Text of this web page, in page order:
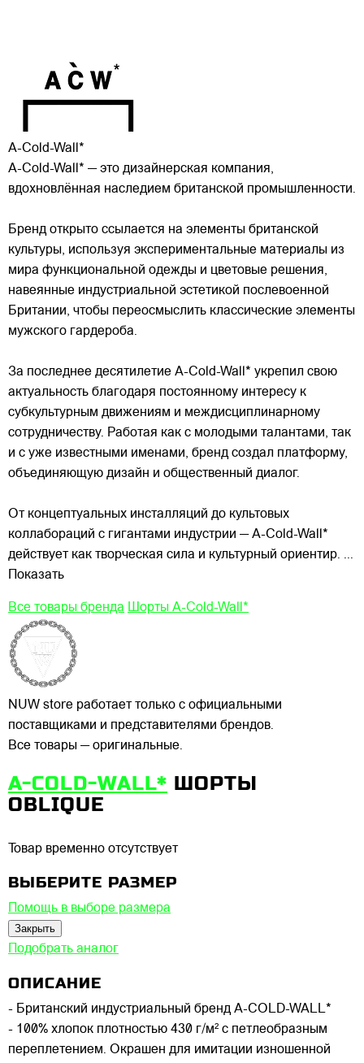
A-Cold-Wall*
A-Cold-Wall* — это дизайнерская компания,
вдохновлённая наследием британской промышленности.
Бренд открыто ссылается на элементы британской
культуры, используя экспериментальные материалы из
мира функциональной одежды и цветовые решения,
навеянные индустриальной эстетикой послевоенной
Британии, чтобы переосмыслить классические элементы
мужского гардероба.
За последнее десятилетие A-Cold-Wall* укрепил свою
актуальность благодаря постоянному интересу к
субкультурным движениям и междисциплинарному
сотрудничеству. Работая как с молодыми талантами, так
и с уже известными именами, бренд создал платформу,
объединяющую дизайн и общественный диалог.
От концептуальных инсталляций до культовых
коллабораций с гигантами индустрии — A-Cold-Wall*
действует как творческая сила и культурный ориентир. ...
Показать
Все товары бренда Шорты A-Cold-Wall*
NUW store работает только с официальными
поставщиками и представителями брендов.
Все товары — оригинальные.
A-COLD-WALL* ШОРТЫ
OBLIQUE
Товар временно отсутствует
ВЫБЕРИТЕ РАЗМЕР
Помощь в выборе размера
Закрыть
Подобрать аналог
ОПИСАНИЕ
- Британский индустриальный бренд A-COLD-WALL*
- 100% хлопок плотностью 430 г/м² с петлеобразным
переплетением. Окрашен для имитации изношенной